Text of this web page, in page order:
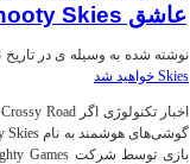
عاشق Shooty Skies خواهید شد
نوشته شده به وسیله ی در تاریخ 15/10/3 در
Skies خواهید شد